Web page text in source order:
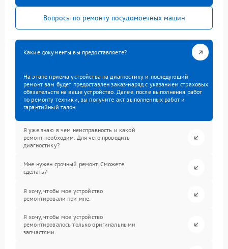
Вопросы по ремонту посудомоечных машин
Какие документы вы предоставляете?
На этапе приема устройства на диагностику и последующий
ремонт вам будет предоставлен заказ-наряд с указанием страховых
обязательств на ваше устройство. Далее, после выполнения работ
по ремонту техники, вы получите акт выполненных работ и
гарантийный талон.
Я уже знаю в чем неисправность и какой
ремонт необходим. Для чего проводить
диагностику?
Мне нужен срочный ремонт. Сможете
сделать?
Я хочу, чтобы мое устройство
ремонтировали при мне.
Я хочу, чтобы мое устройство
ремонтировалось только оригинальными
запчастями.